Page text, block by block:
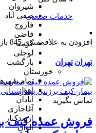
شیروان
صفی آباد
فاروج
قاضی
گرمه
لوجلی
بازگشت
خوزستان
تمام
اهواز
آبادان
آغاجاری
اروندکنار
الوان
خدمات صنعتی
افزودن به علاقه‌مندی 845 بازدید
تهران تهران
تماس بگیرید
فروش عمده کیف